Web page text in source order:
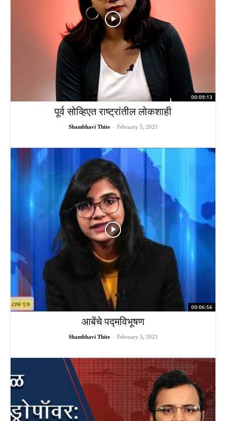
00:09:13
पूर्व सोव्हिएत राष्ट्रांतील लोकशाही
Shambhavi Thite - February 5, 2021
00:06:56
आबेंचे पद्मविभूषण
Shambhavi Thite - February 3, 2021